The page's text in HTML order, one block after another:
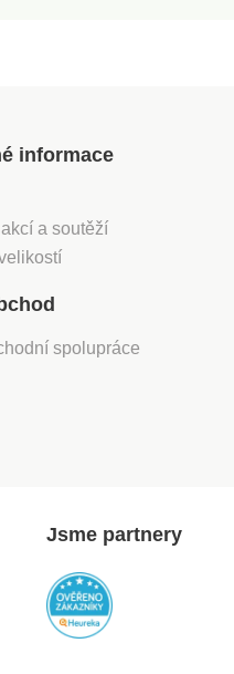
informace
a soutěží
spolupráce
Jsme partnery